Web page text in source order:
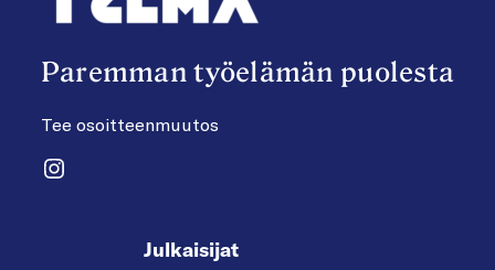
Paremman työelämän puolesta
Tee osoitteenmuutos
Instagram
Julkaisijat